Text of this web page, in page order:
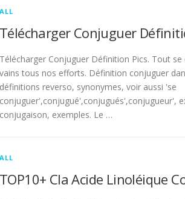
ALL
Télécharger Conjuguer
Télécharger Conjuguer Définition Pics. Tout
vains tous nos efforts. Définition conjuguer
définitions reverso, synonymes, voir aussi 'se
conjuguer',conjugué',conjugués',conjugueur',
conjugaison, exemples. Le …
ALL
TOP10+ Cla Acide Linoléique